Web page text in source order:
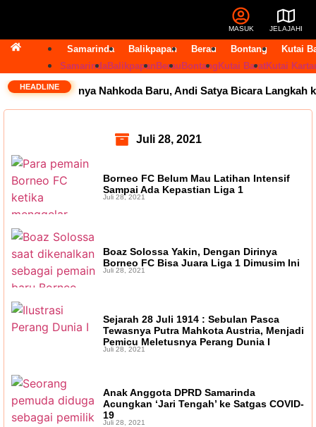
MASUK JELAJAHI
Samarinda Balikpapan Berau Bontang
Kutai
SamarindaBalikpapan Berau Bontang Kutai BaratKutai
HEADLINE
Segera Punya Nahkoda Baru, Andi Satya Bicara Langkah
Juli 28, 2021
Borneo FC Belum Mau Latihan Intensif
Sampai Ada Kepastian Liga 1
Juli 28, 2021
Boaz Solossa Yakin, Dengan Dirinya
Borneo FC Bisa Juara Liga 1 Dimusim Ini
Juli 28, 2021
Sejarah 28 Juli 1914 : Sebulan Pasca
Tewasnya Putra Mahkota Austria, Menjadi
Pemicu Meletusnya Perang Dunia I
Juli 28, 2021
Anak Anggota DPRD Samarinda
Acungkan ‘Jari Tengah’ ke Satgas COVID-
19
Juli 28, 2021